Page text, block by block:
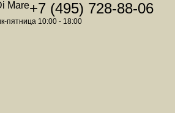
+7 (495) 728-88-06
пятница 10:00 - 18:00